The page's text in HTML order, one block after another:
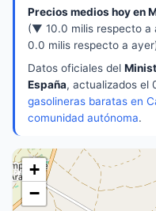
Precios medios hoy en
(▼ 10.0 milis respecto a
0.0 milis respecto a
Datos oficiales del
España, actualizados el
gasolineras baratas en
comunidad autónoma.
+
−